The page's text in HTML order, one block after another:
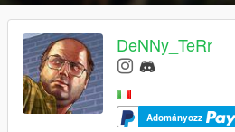
DeNNy_TeRr
Adományozz